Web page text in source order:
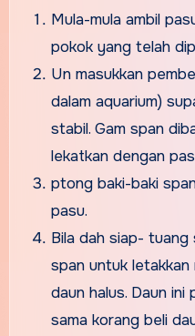
Mula-mula ambil
pokok yang telah
Un masukkan
dalam aquarium)
stabil. Gam span
lekatkan dengan
ptong baki-baki
pasu.
Bila dah siap- tuang
span untuk
daun halus. Daun
sama korang beli